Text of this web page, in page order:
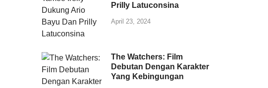
Prilly Latuconsina
April 23, 2024
The Watchers: Film
Debutan Dengan Karakter
Yang Kebingungan